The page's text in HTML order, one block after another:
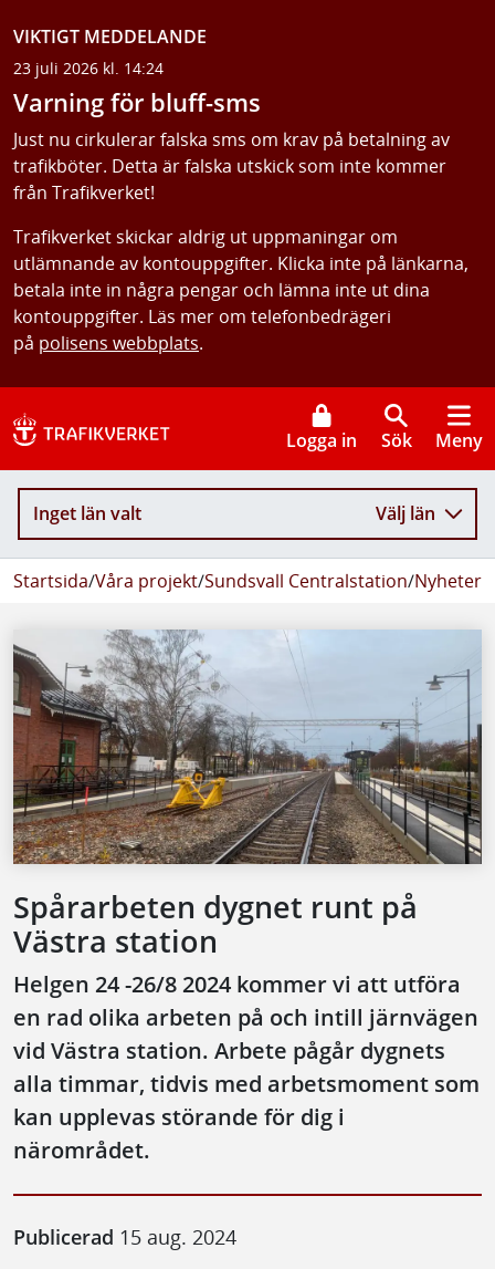
VIKTIGT MEDDELANDE
23 juli 2026 kl. 14:24
Varning för bluff-sms
Just nu cirkulerar falska sms om krav på betalning av
trafikböter. Detta är falska utskick som inte kommer
från Trafikverket!
Trafikverket skickar aldrig ut uppmaningar om
utlämnande av kontouppgifter. Klicka inte på länkarna,
betala inte in några pengar och lämna inte ut dina
kontouppgifter. Läs mer om telefonbedrägeri
på polisens webbplats.
Logga in Sök Meny
Inget län valt Välj län
Startsida/Våra projekt/Sundsvall Centralstation/Nyheter
Spårarbeten dygnet runt på
Västra station
Helgen 24 -26/8 2024 kommer vi att utföra
en rad olika arbeten på och intill järnvägen
vid Västra station. Arbete pågår dygnets
alla timmar, tidvis med arbetsmoment som
kan upplevas störande för dig i
närområdet.
Publicerad 15 aug. 2024